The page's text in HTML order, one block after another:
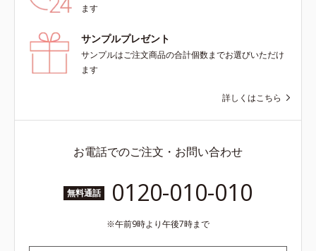
ます
サンプルプレゼント
サンプルはご注文商品の合計個数までお選びいただけ
ます
詳しくはこちら
お電話でのご注文・お問い合わせ
無料通話 0120-010-010
午前9時より午後7時まで